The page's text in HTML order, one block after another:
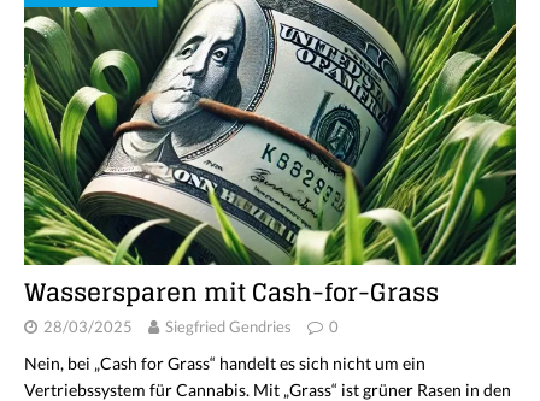
Wassersparen mit Cash-for-Grass
28/03/2025 Siegfried Gendries 0
Nein, bei „Cash for Grass“ handelt es sich nicht um ein
Vertriebssystem für Cannabis. Mit „Grass“ ist grüner Rasen in den